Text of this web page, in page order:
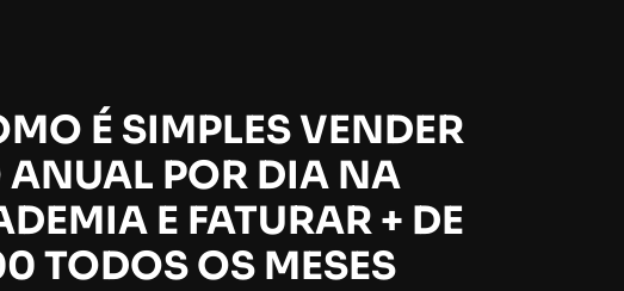
É SIMPLES VENDER
ANUAL POR DIA NA
E FATURAR + DE
TODOS OS MESES